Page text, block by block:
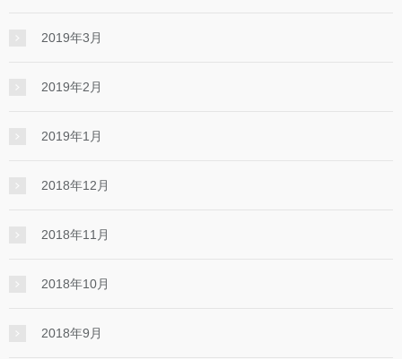
2019年3月
2019年2月
2019年1月
2018年12月
2018年11月
2018年10月
2018年9月